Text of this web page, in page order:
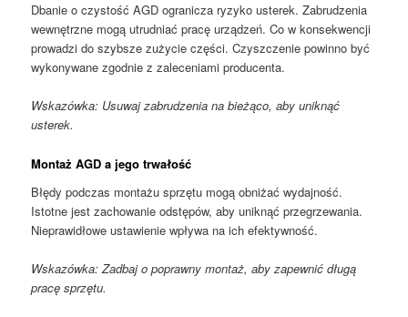
Dbanie o czystość AGD ogranicza ryzyko usterek. Zabrudzenia
wewnętrzne mogą utrudniać pracę urządzeń. Co w konsekwencji
prowadzi do szybsze zużycie części. Czyszczenie powinno być
wykonywane zgodnie z zaleceniami producenta.
Wskazówka: Usuwaj zabrudzenia na bieżąco, aby uniknąć
usterek.
Montaż AGD a jego trwałość
Błędy podczas montażu sprzętu mogą obniżać wydajność.
Istotne jest zachowanie odstępów, aby uniknąć przegrzewania.
Nieprawidłowe ustawienie wpływa na ich efektywność.
Wskazówka: Zadbaj o poprawny montaż, aby zapewnić długą
pracę sprzętu.